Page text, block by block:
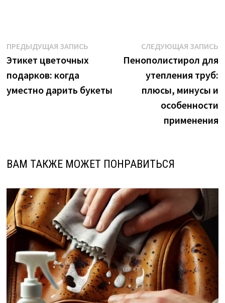
Навигация
по
записям
ПРЕДЫДУЩАЯ ЗАПИСЬПредыдущая
запись:
Этикет цветочных
подарков: когда
уместно дарить букеты
СЛЕДУЮЩАЯ ЗАПИСЬ
Пенополистирол для
утепления труб:
плюсы, минусы и
особенности
применения
ВАМ ТАКЖЕ МОЖЕТ ПОНРАВИТЬСЯ